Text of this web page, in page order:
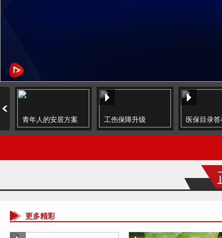
青年人的安居方案 工伤保障升级 医保目录答
更多精彩